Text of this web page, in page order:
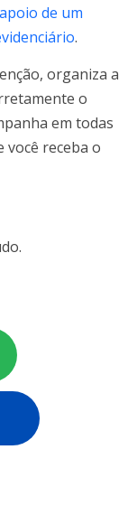
de um
.
organiza a
o
em todas
você receba o